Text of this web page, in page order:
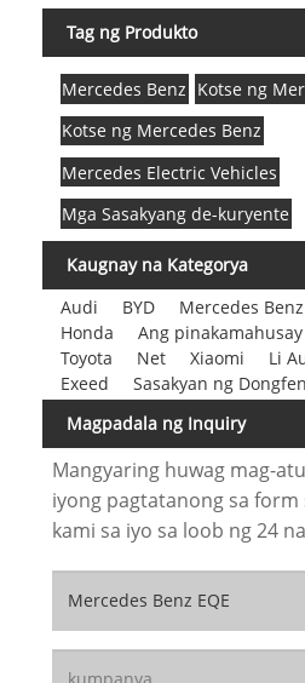
Tag ng Produkto
Mercedes Benz Kotse ng
Kotse ng Mercedes Benz
Mercedes Electric Vehicles
Mga Sasakyang de-kuryente
Kaugnay na Kategorya
Audi
BYD Mercedes Benz
Honda
Ang pinakamahusay
Toyota
Net Xiaomi Li
Exeed
Sasakyan ng
Magpadala ng Inquiry
Mangyaring huwag mag-
iyong pagtatanong sa form
kami sa iyo sa loob ng 24